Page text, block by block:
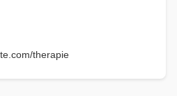
therapie